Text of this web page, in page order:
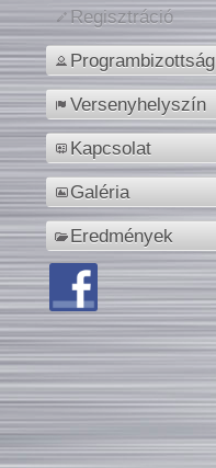
Regisztráció
Programbizottság
Versenyhelyszín
Kapcsolat
Galéria
Eredmények